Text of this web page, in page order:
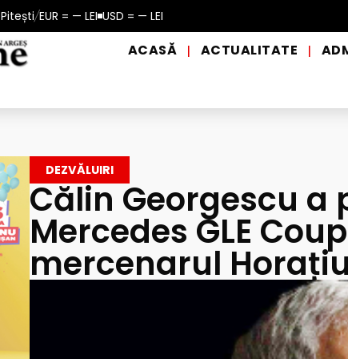
Pitești/EUR = — LEI USD = — LEI
puncte de prim ajutor și de distribuire a apei
ACASĂ | ACTUALITATE |
DEZVĂLUIRI
Călin Georgescu a
Mercedes GLE
mercenarul